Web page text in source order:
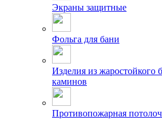
Экраны защитные
Фольга для бани
Изделия из жаростойкого
каминов
Противопожарная